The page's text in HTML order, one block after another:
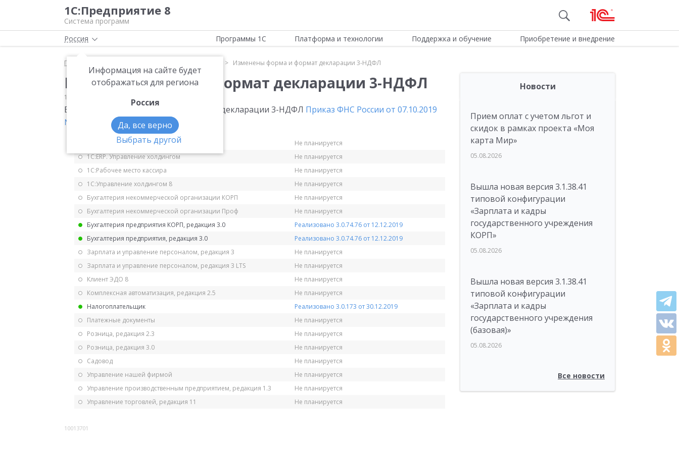
1С:Предприятие 8
Система программ
Россия
Информация на сайте будет
отображаться для региона
Россия
Да, все верно
Выбрать другой
Программы 1С Платформа и технологии Поддержка и обучение Приобретение и внедрение
Главная Изменены форма и формат декларации 3-НДФЛ
Изменены форма и формат декларации 3-НДФЛ
18.10.2019
Внесены изменения в форму и формат декларации 3-НДФЛ Приказ ФНС России от 07.10.2019
№ ММВ-7-11/506@.
1С:ERP Управление предприятием 2.5
Не планируется
1С:ERP. Управление холдингом
Не планируется
1С:Рабочее место кассира
Не планируется
1С:Управление холдингом 8
Не планируется
Бухгалтерия некоммерческой организации КОРП
Не планируется
Бухгалтерия некоммерческой организации Проф
Не планируется
Бухгалтерия предприятия КОРП, редакция 3.0
Реализовано 3.0.74.76 от 12.12.2019
Бухгалтерия предприятия, редакция 3.0
Реализовано 3.0.74.76 от 12.12.2019
Зарплата и управление персоналом, редакция 3
Не планируется
Зарплата и управление персоналом, редакция 3 LTS
Не планируется
Клиент ЭДО 8
Не планируется
Комплексная автоматизация, редакция 2.5
Не планируется
Налогоплательщик
Реализовано 3.0.173 от 30.12.2019
Платежные документы
Не планируется
Розница, редакция 2.3
Не планируется
Розница, редакция 3.0
Не планируется
Садовод
Не планируется
Управление нашей фирмой
Не планируется
Управление производственным предприятием, редакция 1.3
Не планируется
Управление торговлей, редакция 11
Не планируется
10013701
Новости
Прием оплат с учетом льгот и
скидок в рамках проекта «Моя
карта Мир»
05.08.2026
Вышла новая версия 3.1.38.41
типовой конфигурации
«Зарплата и кадры
государственного учреждения
КОРП»
05.08.2026
Вышла новая версия 3.1.38.41
типовой конфигурации
«Зарплата и кадры
государственного учреждения
(базовая)»
05.08.2026
Все новости